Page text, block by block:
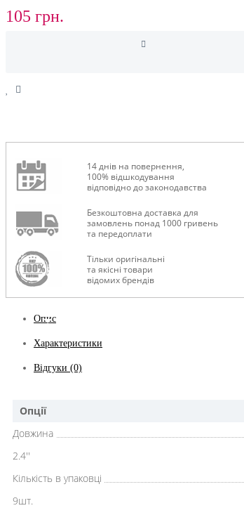
105 грн.
14 днів на повернення,
100% відшкодування
відповідно до законодавства
Безкоштовна доставка для
замовлень понад 1000 гривень
та передоплати
Тільки оригінальні
та якісні товари
відомих брендів
Опис
Характеристики
Відгуки (0)
Опції
Довжина
2.4''
Кількість в упаковці
9шт.